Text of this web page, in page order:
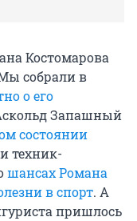
Костомарова
собрали в
о его
Запашный
состоянии
техник-
шансах Романа
в спорт. А
пришлось